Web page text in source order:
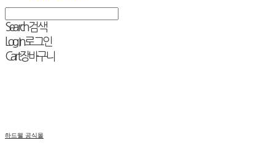
Search검색
Log In로그인
Cart장바구니
하드웰 공식몰